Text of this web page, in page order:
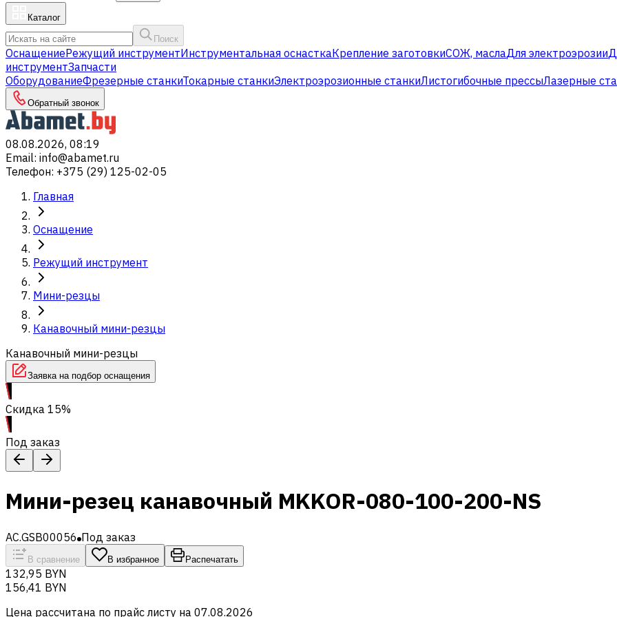
Каталог
Поиск
ОснащениеРежущий инструментИнструментальная оснасткаКрепление заготовкиСОЖ, маслаДля электроэрозии
инструментЗапчасти
ОборудованиеФрезерные станкиТокарные станкиЭлектроэрозионные станкиЛистогибочные прессыЛазерные
Обратный звонок
08.08.2026, 08:19
Email: info@abamet.ru
Телефон: +375 (29) 125-02-05
Главная
Оснащение
Режущий инструмент
Мини-резцы
Канавочный мини-резцы
Канавочный мини-резцы
Заявка на подбор оснащения
Скидка 15%
Под заказ
Мини-резец канавочный MKKOR-080-100-200-NS
AC.GSB00056 Под заказ
В сравнение В избранное Распечатать
132,95 BYN
156,41 BYN
Цена рассчитана по прайс листу на 07.08.2026